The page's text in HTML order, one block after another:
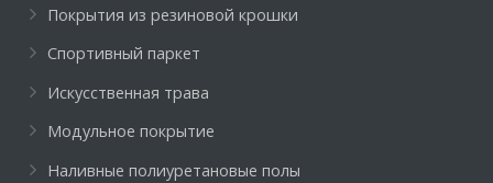
Покрытия из резиновой крошки
Спортивный паркет
Искусственная трава
Модульное покрытие
Наливные полиуретановые полы